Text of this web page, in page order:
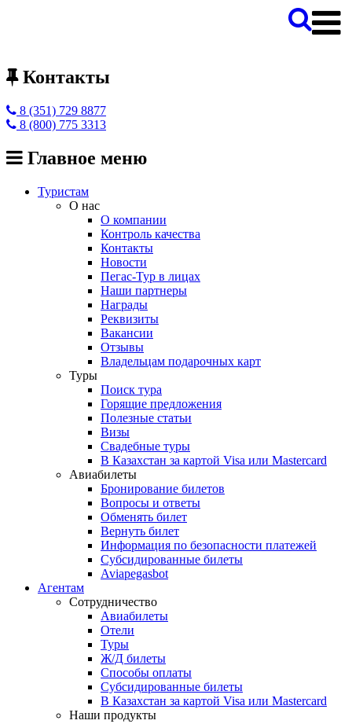
Контакты
8 (351) 729 8877
8 (800) 775 3313
Главное меню
Туристам
О нас
О компании
Контроль качества
Контакты
Новости
Пегас-Тур в лицах
Наши партнеры
Награды
Реквизиты
Вакансии
Отзывы
Владельцам подарочных карт
Туры
Поиск тура
Горящие предложения
Полезные статьи
Визы
Свадебные туры
В Казахстан за картой Visa или Masterсard
Авиабилеты
Бронирование билетов
Вопросы и ответы
Обменять билет
Вернуть билет
Информация по безопасности платежей
Субсидированные билеты
Aviapegasbot
Агентам
Сотрудничество
Авиабилеты
Отели
Туры
Ж/Д билеты
Способы оплаты
Субсидированные билеты
В Казахстан за картой Visa или Masterсard
Наши продукты